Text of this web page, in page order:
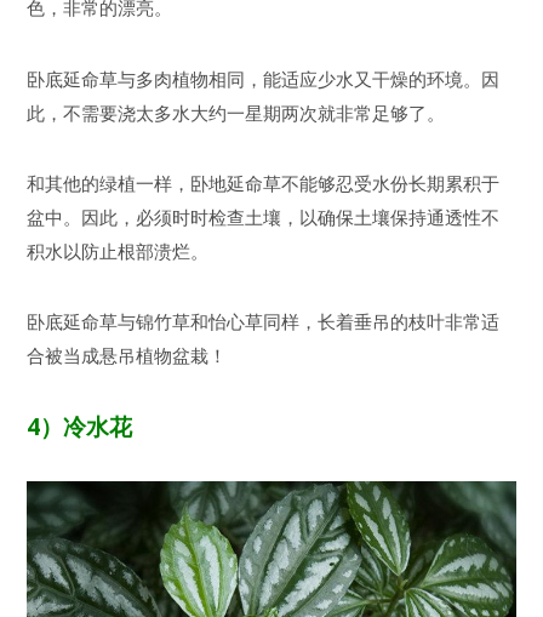
色，非常的漂亮。
卧底延命草与多肉植物相同，能适应少水又干燥的环境。因
此，不需要浇太多水大约一星期两次就非常足够了。
和其他的绿植一样，卧地延命草不能够忍受水份长期累积于
盆中。因此，必须时时检查土壤，以确保土壤保持通透性不
积水以防止根部溃烂。
卧底延命草与锦竹草和怡心草同样，长着垂吊的枝叶非常适
合被当成悬吊植物盆栽！
4）冷水花